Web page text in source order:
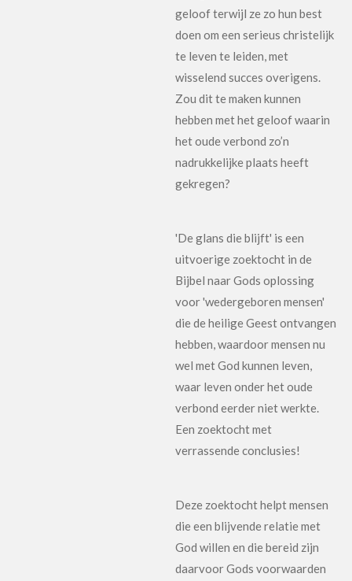
geloof terwijl ze zo hun best
doen om een serieus christelijk
te leven te leiden, met
wisselend succes overigens.
Zou dit te maken kunnen
hebben met het geloof waarin
het oude verbond zo’n
nadrukkelijke plaats heeft
gekregen?
'De glans die blijft' is een
uitvoerige zoektocht in de
Bijbel naar Gods oplossing
voor 'wedergeboren mensen'
die de heilige Geest ontvangen
hebben, waardoor mensen nu
wel met God kunnen leven,
waar leven onder het oude
verbond eerder niet werkte.
Een zoektocht met
verrassende conclusies!
Deze zoektocht helpt mensen
die een blijvende relatie met
God willen en die bereid zijn
daarvoor Gods voorwaarden